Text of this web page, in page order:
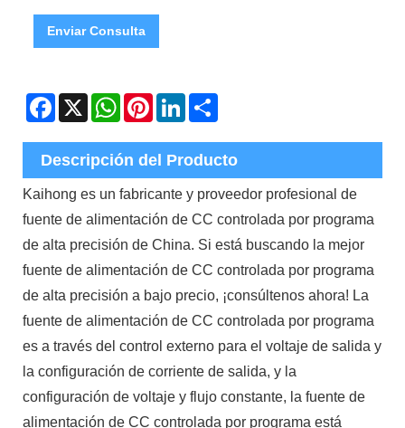
Enviar Consulta
Facebook
X WhatsAppPinterestLinkedIn
Descripción del Producto
Kaihong es un fabricante y proveedor profesional de
fuente de alimentación de CC controlada por programa
de alta precisión de China. Si está buscando la mejor
fuente de alimentación de CC controlada por programa
de alta precisión a bajo precio, ¡consúltenos ahora! La
fuente de alimentación de CC controlada por programa
es a través del control externo para el voltaje de salida y
la configuración de corriente de salida, y la
configuración de voltaje y flujo constante, la fuente de
alimentación de CC controlada por programa está